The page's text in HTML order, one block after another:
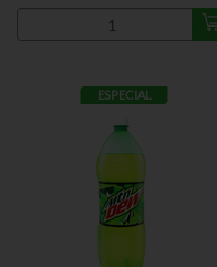
ESPECIAL